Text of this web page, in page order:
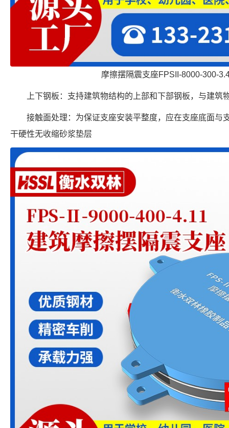
摩擦摆隔震支座FPSII-8000-300-
上下钢板：支持建筑物结构的上部和下部钢板，与建筑
接触面处理：为保证支座安装平整度，应在支座底面与
干硬性无收缩砂浆垫层